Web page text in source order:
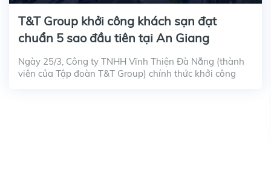
T&T Group khởi công khách sạn đạt
chuẩn 5 sao đầu tiên tại An Giang
Ngày 25/3, Công ty TNHH Vĩnh Thiện Đà Nẵng (thành
viên của Tập đoàn T&T Group) chính thức khởi công